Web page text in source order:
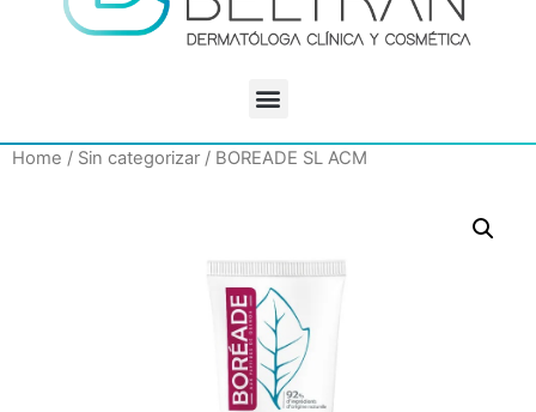
Home / Sin categorizar / BOREADE SL ACM